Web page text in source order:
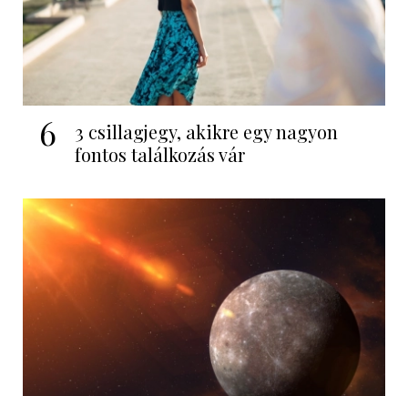
6
3 csillagjegy, akikre egy nagyon
fontos találkozás vár